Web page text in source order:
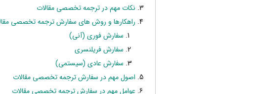
نکات مهم در ترجمه تخصصی مقالات
راهکارها و روش های سفارش ترجمه تخصصی
سفارش فوری (آنی)
سفارش فریلنسری
سفارش عادی (سیستمی)
اصول مهم در سفارش ترجمه تخصصی مقالات
عوامل مهم در سفارش ترجمه تخصصی مقالات